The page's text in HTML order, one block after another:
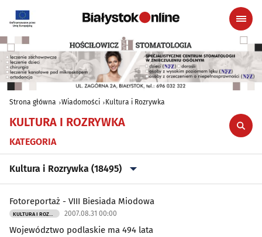
Strona główna Wiadomości Kultura i Rozrywka
KULTURA I ROZRYWKA
KATEGORIA
Kultura i Rozrywka (18495)
Wszystkie
Aktualności(37556)
Fotoreportaż - VIII Biesiada Miodowa
KULTURA I ROZRYWKA 2007.08.31 00:00
Województwo podlaskie ma 494 lata